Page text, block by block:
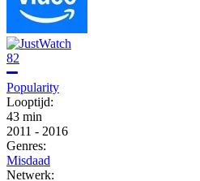
82
Popularity
Looptijd:
43 min
2011 - 2016
Genres:
Misdaad
Netwerk: